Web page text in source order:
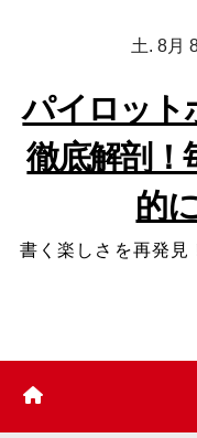
土. 8月
パイロット
徹底解剖！
的
書く楽しさを再発見